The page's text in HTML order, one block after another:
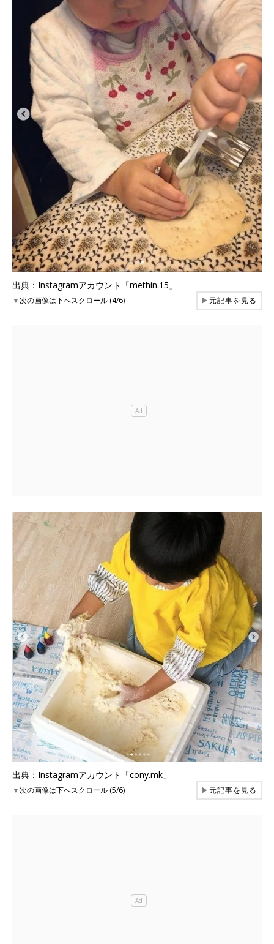
出典：Instagramアカウント「methin.15」
▼次の画像は下へスクロール (4/6) ▶元記事を見る
出典：Instagramアカウント「cony.mk」
▼次の画像は下へスクロール (5/6) ▶元記事を見る